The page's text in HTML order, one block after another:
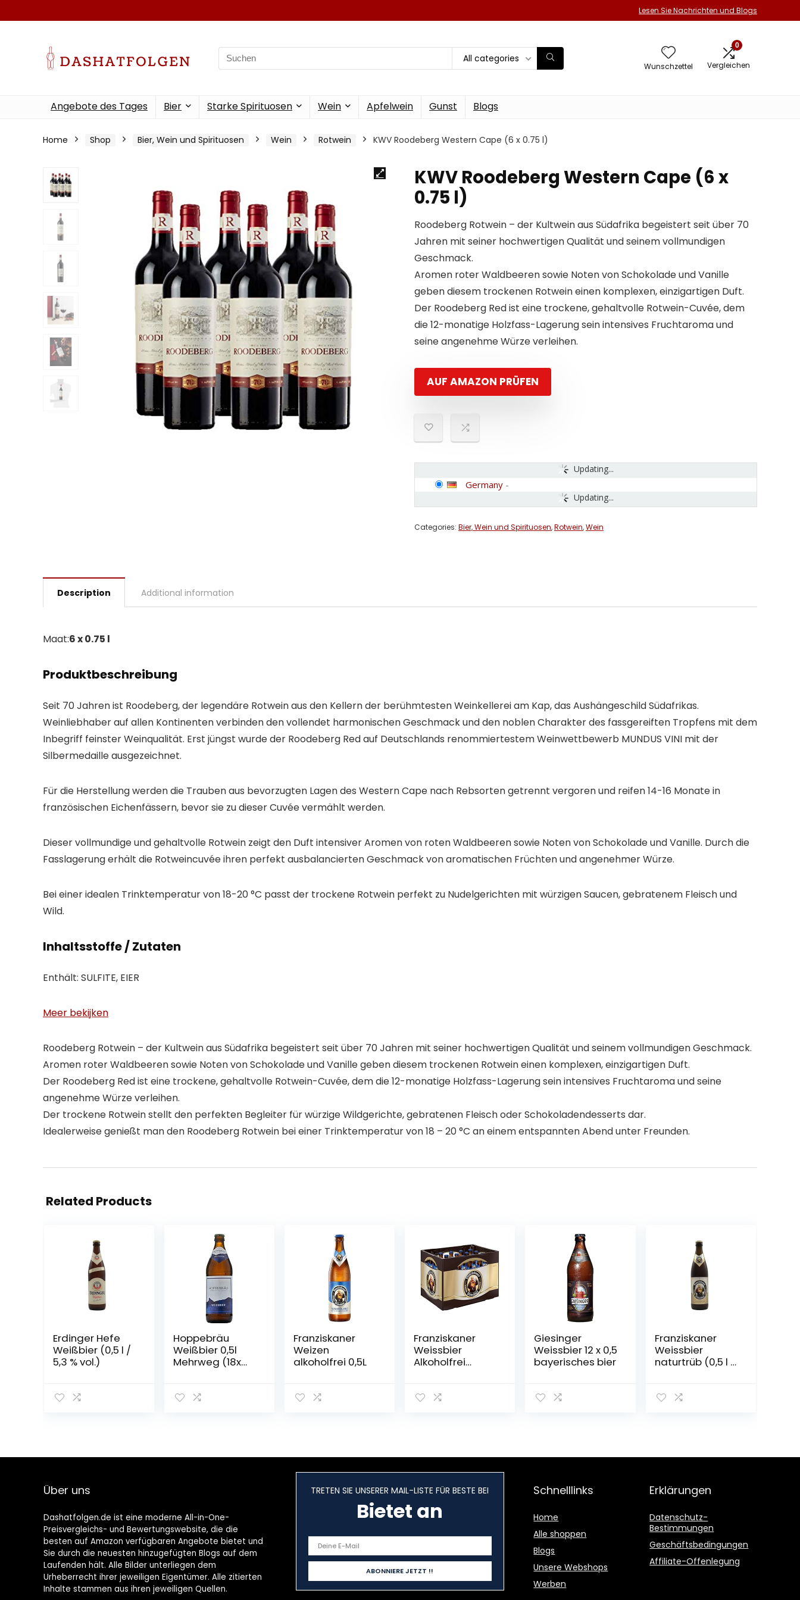
Lesen Sie Nachrichten und Blogs
Search
for:
All categories
Wunschzettel
0
Vergleichen
Angebote des Tages Bier Starke Spirituosen Wein Apfelwein Gunst Blogs
Home Shop Bier, Wein und Spirituosen Wein Rotwein KWV Roodeberg Western Cape (6 x 0.75 l)
KWV Roodeberg Western Cape (6 x
0.75 l)
Roodeberg Rotwein – der Kultwein aus Südafrika begeistert seit über 70
Jahren mit seiner hochwertigen Qualität und seinem vollmundigen
Geschmack.
Aromen roter Waldbeeren sowie Noten von Schokolade und Vanille
geben diesem trockenen Rotwein einen komplexen, einzigartigen Duft.
Der Roodeberg Red ist eine trockene, gehaltvolle Rotwein-Cuvée, dem
die 12-monatige Holzfass-Lagerung sein intensives Fruchtaroma und
seine angenehme Würze verleihen.
AUF AMAZON PRÜFEN
Updating...
Updating...
Germany -
Categories: Bier, Wein und Spirituosen,Rotwein,Wein
Description Additional information
Maat:6 x 0.75 l
Produktbeschreibung
Seit 70 Jahren ist Roodeberg, der legendäre Rotwein aus den Kellern der berühmtesten Weinkellerei am Kap, das Aushängeschild Südafrikas.
Weinliebhaber auf allen Kontinenten verbinden den vollendet harmonischen Geschmack und den noblen Charakter des fassgereiften Tropfens mit dem
Inbegriff feinster Weinqualität. Erst jüngst wurde der Roodeberg Red auf Deutschlands renommiertestem Weinwettbewerb MUNDUS VINI mit der
Silbermedaille ausgezeichnet.
Für die Herstellung werden die Trauben aus bevorzugten Lagen des Western Cape nach Rebsorten getrennt vergoren und reifen 14-16 Monate in
französischen Eichenfässern, bevor sie zu dieser Cuvée vermählt werden.
Dieser vollmundige und gehaltvolle Rotwein zeigt den Duft intensiver Aromen von roten Waldbeeren sowie Noten von Schokolade und Vanille. Durch die
Fasslagerung erhält die Rotweincuvée ihren perfekt ausbalancierten Geschmack von aromatischen Früchten und angenehmer Würze.
Bei einer idealen Trinktemperatur von 18-20 °C passt der trockene Rotwein perfekt zu Nudelgerichten mit würzigen Saucen, gebratenem Fleisch und
Wild.
Inhaltsstoffe / Zutaten
Enthält: SULFITE, EIER
Meer bekijken
Roodeberg Rotwein – der Kultwein aus Südafrika begeistert seit über 70 Jahren mit seiner hochwertigen Qualität und seinem vollmundigen Geschmack.
Aromen roter Waldbeeren sowie Noten von Schokolade und Vanille geben diesem trockenen Rotwein einen komplexen, einzigartigen Duft.
Der Roodeberg Red ist eine trockene, gehaltvolle Rotwein-Cuvée, dem die 12-monatige Holzfass-Lagerung sein intensives Fruchtaroma und seine
angenehme Würze verleihen.
Der trockene Rotwein stellt den perfekten Begleiter für würzige Wildgerichte, gebratenen Fleisch oder Schokoladendesserts dar.
Idealerweise genießt man den Roodeberg Rotwein bei einer Trinktemperatur von 18 – 20 °C an einem entspannten Abend unter Freunden.
Related Products
Erdinger Hefe
Weißbier (0,5 l /
5,3 % vol.)
Hoppebräu
Weißbier 0,5l
Mehrweg (18x
Franziskaner
Weizen
alkoholfrei 0,5L
Franziskaner
Weissbier
Alkoholfrei
0.5 l) im Kasten,
München
Giesinger
Weissbier 12 x 0,5
bayerisches bier
Franziskaner
Weissbier
naturtrüb (0,5 l /
Über uns
Dashatfolgen.de ist eine moderne All-in-One-
Preisvergleichs- und Bewertungswebsite, die die
besten auf Amazon verfügbaren Angebote bietet und
Sie durch die neuesten hinzugefügten Blogs auf dem
Laufenden hält. Alle Bilder unterliegen dem
Urheberrecht ihrer jeweiligen Eigentümer. Alle zitierten
Inhalte stammen aus ihren jeweiligen Quellen.
TRETEN SIE UNSERER MAIL-LISTE FÜR BESTE BEI
Bietet an
Schnelllinks
Home
Alle shoppen
Blogs
Unsere Webshops
Werben
Erklärungen
Datenschutz-
Bestimmungen
Geschäftsbedingungen
Affiliate-Offenlegung